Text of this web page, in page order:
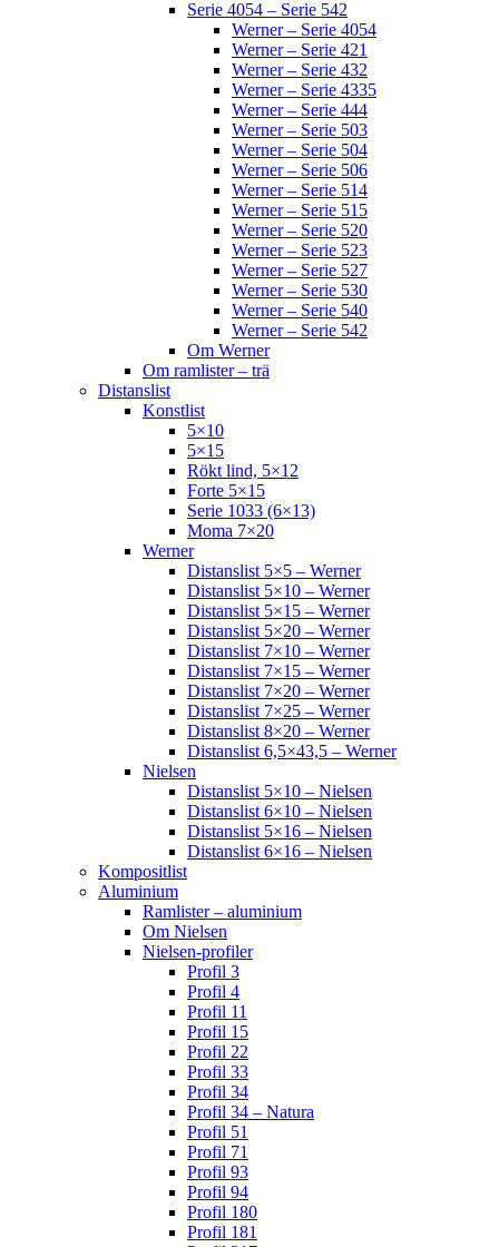
Serie 4054 – Serie 542
Werner – Serie 4054
Werner – Serie 421
Werner – Serie 432
Werner – Serie 4335
Werner – Serie 444
Werner – Serie 503
Werner – Serie 504
Werner – Serie 506
Werner – Serie 514
Werner – Serie 515
Werner – Serie 520
Werner – Serie 523
Werner – Serie 527
Werner – Serie 530
Werner – Serie 540
Werner – Serie 542
Om Werner
Om ramlister – trä
Distanslist
Konstlist
5×10
5×15
Rökt lind, 5×12
Forte 5×15
Serie 1033 (6×13)
Moma 7×20
Werner
Distanslist 5×5 – Werner
Distanslist 5×10 – Werner
Distanslist 5×15 – Werner
Distanslist 5×20 – Werner
Distanslist 7×10 – Werner
Distanslist 7×15 – Werner
Distanslist 7×20 – Werner
Distanslist 7×25 – Werner
Distanslist 8×20 – Werner
Distanslist 6,5×43,5 – Werner
Nielsen
Distanslist 5×10 – Nielsen
Distanslist 6×10 – Nielsen
Distanslist 5×16 – Nielsen
Distanslist 6×16 – Nielsen
Kompositlist
Aluminium
Ramlister – aluminium
Om Nielsen
Nielsen-profiler
Profil 3
Profil 4
Profil 11
Profil 15
Profil 22
Profil 33
Profil 34
Profil 34 – Natura
Profil 51
Profil 71
Profil 93
Profil 94
Profil 180
Profil 181